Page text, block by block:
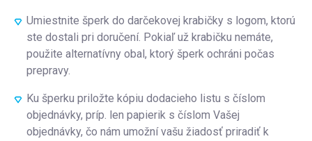
Umiestnite šperk do darčekovej krabičky s logom, ktorú
ste dostali pri doručení. Pokiaľ už krabičku nemáte,
použite alternatívny obal, ktorý šperk ochráni počas
prepravy.
Ku šperku priložte kópiu dodacieho listu s číslom
objednávky, príp. len papierik s číslom Vašej
objednávky, čo nám umožní vašu žiadosť priradiť k